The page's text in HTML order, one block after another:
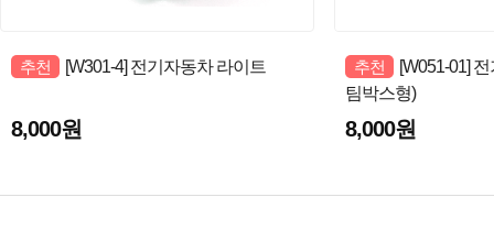
추천 [W301-4] 전기자동차 라이트
8,000원
추천
[W051-01]
팀박스형)
8,000원